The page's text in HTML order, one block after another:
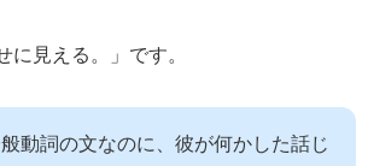
に見える。」です。
動詞の文なのに、彼が何かした話じ